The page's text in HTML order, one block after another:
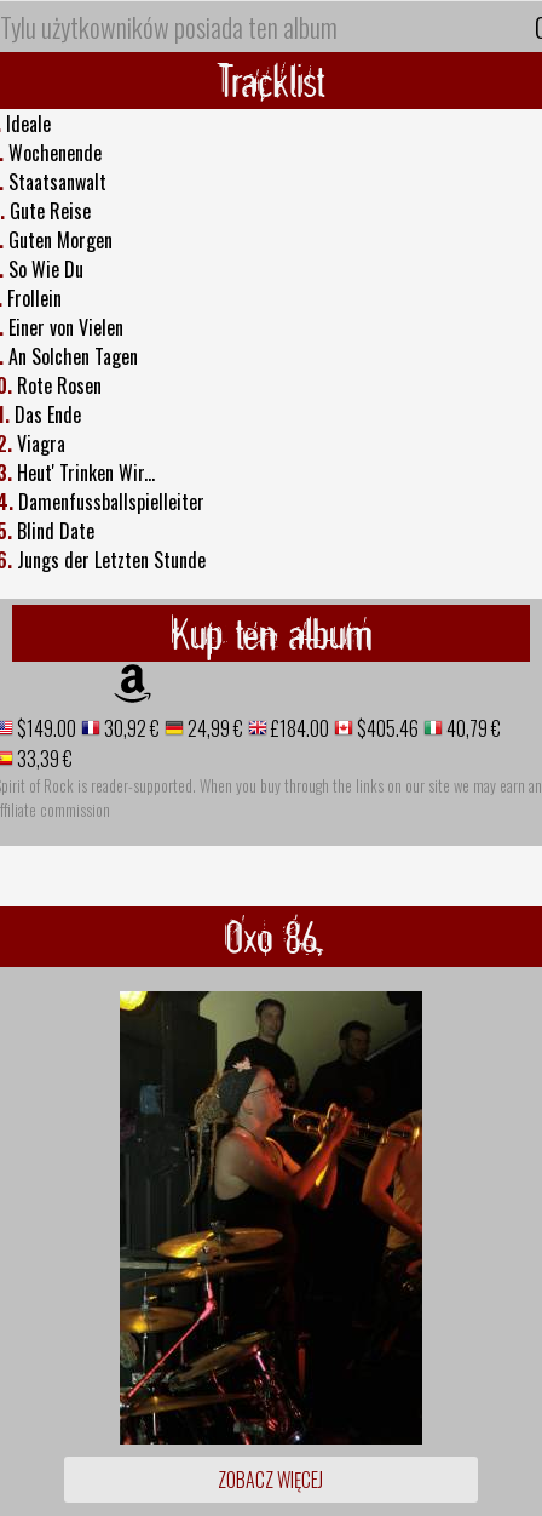
Tylu użytkowników posiada ten album
Tracklist
Ideale
Wochenende
Staatsanwalt
Gute Reise
Guten Morgen
So Wie Du
Frollein
Einer von Vielen
An Solchen Tagen
Rote Rosen
Das Ende
Viagra
Heut' Trinken Wir...
Damenfussballspielleiter
Blind Date
Jungs der Letzten Stunde
Kup ten album
$149.00 30,92 € 24,99 € £184.00 $405.46
40,79 €
33,39 €
of Rock is reader-supported. When you buy through the links on our site we may earn an
commission
Oxo 86
ZOBACZ WIĘCEJ